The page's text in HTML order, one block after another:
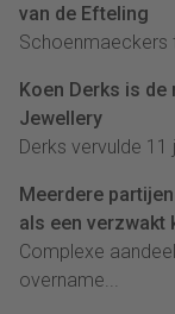
van de Efteling
Schoenmaeckers
Koen Derks is de
Jewellery
Derks vervulde 11
Meerdere
als een verzwakt
Complexe
overname...